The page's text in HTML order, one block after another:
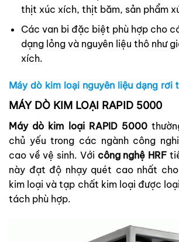
thịt xúc xích, thịt băm, sản phẩm
Các van bi đặc biệt phù hợp cho
dạng lỏng và nguyên liệu thô như
xích.
Máy dò kim loại nguyên liệu dạng rơi
MÁY DÒ KIM LOẠI RAPID 5000
Máy dò kim loại RAPID 5000
chủ yếu trong các ngành công
cao về vệ sinh. Với công nghệ HRF
này đạt độ nhạy quét cao nhất
kim loại và tạp chất kim loại được
tách phù hợp.